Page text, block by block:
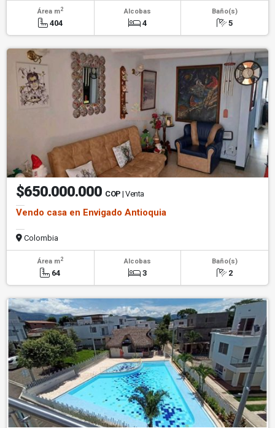
Área m2
404
Alcobas
4
Baño(s)
5
$650.000.000 COP | Venta
Vendo casa en Envigado Antioquia
Colombia
Área m2
64
Alcobas
3
Baño(s)
2